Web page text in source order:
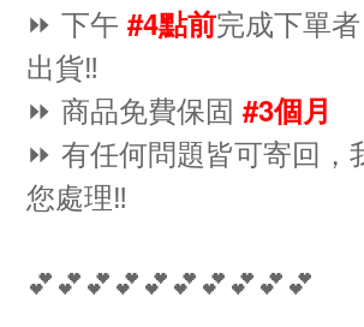
⏩ 下午 #4點前完成下單
出貨‼️
⏩ 商品免費保固 #3個月
⏩ 有任何問題皆可寄回，
您處理‼️
💕💕💕💕💕💕💕💕💕💕